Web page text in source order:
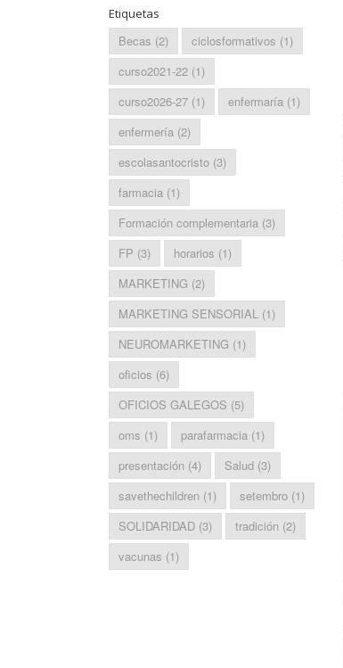
Etiquetas
Becas (2) ciclosformativos (1)
curso2021-22 (1)
curso2026-27 (1) enfermaría (1)
enfermería (2)
escolasantocristo (3)
farmacia (1)
Formación complementaria (3)
FP (3) horarios (1)
MARKETING (2)
MARKETING SENSORIAL (1)
NEUROMARKETING (1)
oficios (6)
OFICIOS GALEGOS (5)
oms (1) parafarmacia (1)
presentación (4) Salud (3)
savethechildren (1) setembro (1)
SOLIDARIDAD (3) tradición (2)
vacunas (1)